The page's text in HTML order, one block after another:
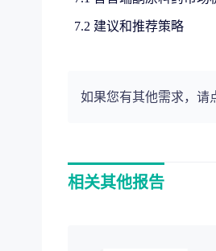
7.2 建议和推荐策略
如果您有其他需求，请
相关其他报告